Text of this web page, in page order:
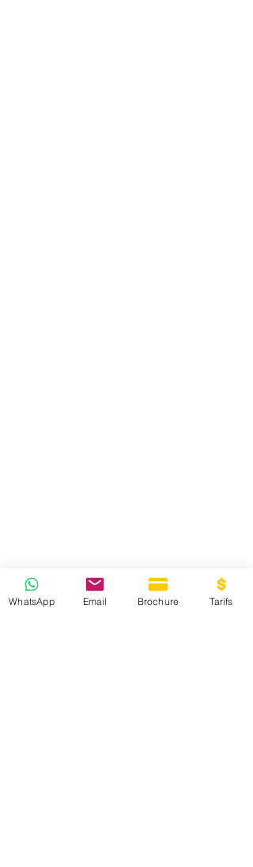
WhatsApp Email Brochure Tarifs